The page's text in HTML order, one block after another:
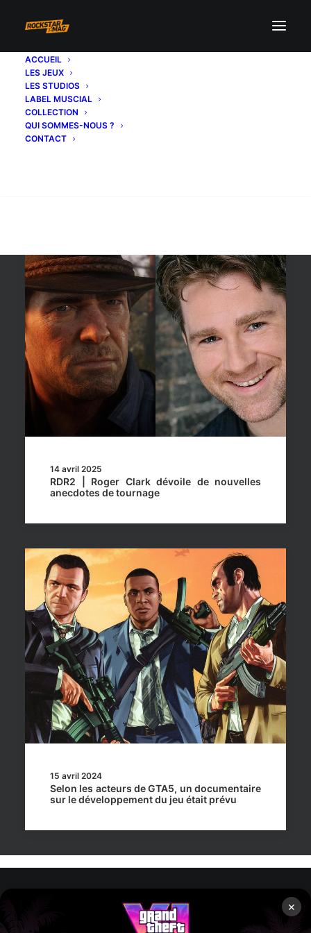
×
ACCUEIL
LES JEUX
LES STUDIOS
LABEL MUSCIAL
COLLECTION
QUI SOMMES-NOUS ?
CONTACT
14 avril 2025
RDR2 | Roger Clark dévoile de nouvelles
anecdotes de tournage
15 avril 2024
Selon les acteurs de GTA5, un documentaire
sur le développement du jeu était prévu
Rockstar Mag’, Copyright © 2013-2026 – Tous droits réservés –